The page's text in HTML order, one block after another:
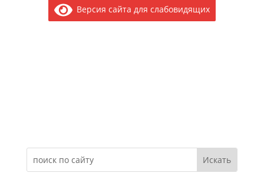
Версия сайта для слабовидящих